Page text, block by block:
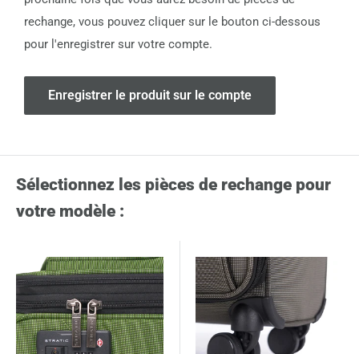
rechange, vous pouvez cliquer sur le bouton ci-dessous
pour l'enregistrer sur votre compte.
Enregistrer le produit sur le compte
Sélectionnez les pièces de rechange pour
votre modèle :